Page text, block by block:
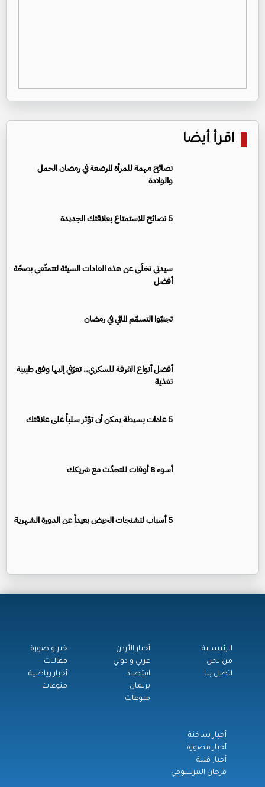
اقرأ أيضا
نصائح مهمة للمرأة المرضعة في رمضان الحمل
والولادة
5 نصائح للاستمتاع بعلاقتك الجديدة
سيدتي تخلّي عن هذه العادات السيئة لتتمتّعي بصحّة
أفضل
تجنبّوا التسمّم المائي في رمضان
أفضل أنواع القرفة للسكري.. تعرّفي إليها وفق طبيبة
تغذية
5 عادات بسيطة يمكن أن تؤثر سلباً على علاقتك
أسوء 8 أوقات للتحدّث مع شريكك
5 أسباب لتشنجات الحيض بعيداً عن الدورة الشهرية
الرئيســية
من نحن
اتصل بنا
أخبار الأردن
عربي و دولي
اقتصاد
برلمان
منوعات
خبر و صورة
مقالات
أخبار رياضية
منوعات
أخبار ساخنة
أخبار مصورة
أخبار فنية
فرحان المرسومي